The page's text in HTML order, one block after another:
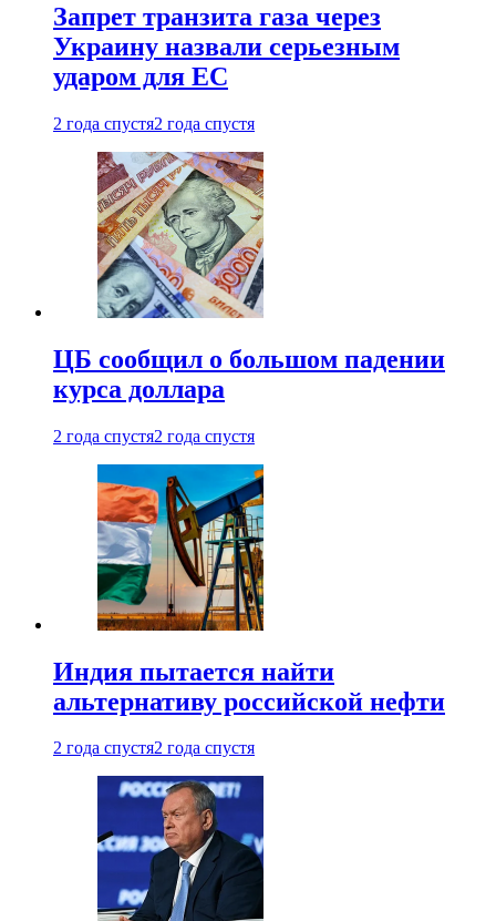
Запрет транзита газа через
Украину назвали серьезным
ударом для ЕС
2 года спустя2 года спустя
ЦБ сообщил о большом падении
курса доллара
2 года спустя2 года спустя
Индия пытается найти
альтернативу российской нефти
2 года спустя2 года спустя